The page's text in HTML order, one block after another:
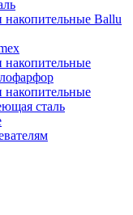
накопительные Ballu
накопительные
накопительные
сталь